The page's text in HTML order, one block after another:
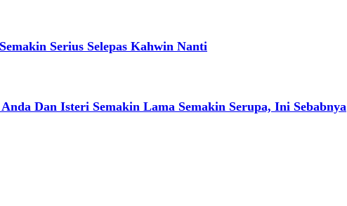
Serius Selepas Kahwin Nanti
Dan Isteri Semakin Lama Semakin Serupa, Ini Sebabnya